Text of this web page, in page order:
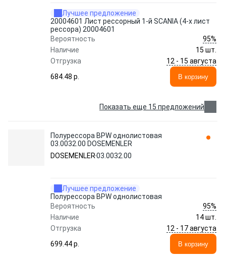
Лучшее предложение
20004601 Лист рессорный 1-й SCANIA (4-х лист
рессора) 20004601
Вероятность
95%
Наличие
15 шт.
Отгрузка
12 - 15 августа
684.48 p.
В корзину
Показать еще 15 предложений
Полурессора BPW однолистовая
03.0032.00 DOSEMENLER
DOSEMENLER03.0032.00
Лучшее предложение
Полурессора BPW однолистовая
Вероятность
95%
Наличие
14 шт.
Отгрузка
12 - 17 августа
699.44 p.
В корзину